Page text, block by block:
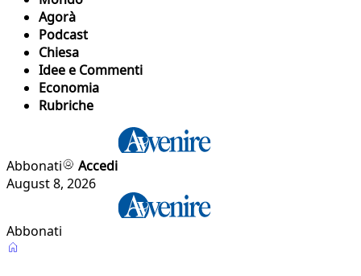
Agorà
Podcast
Chiesa
Idee e Commenti
Economia
Rubriche
Abbonati
Accedi
August 8, 2026
Abbonati